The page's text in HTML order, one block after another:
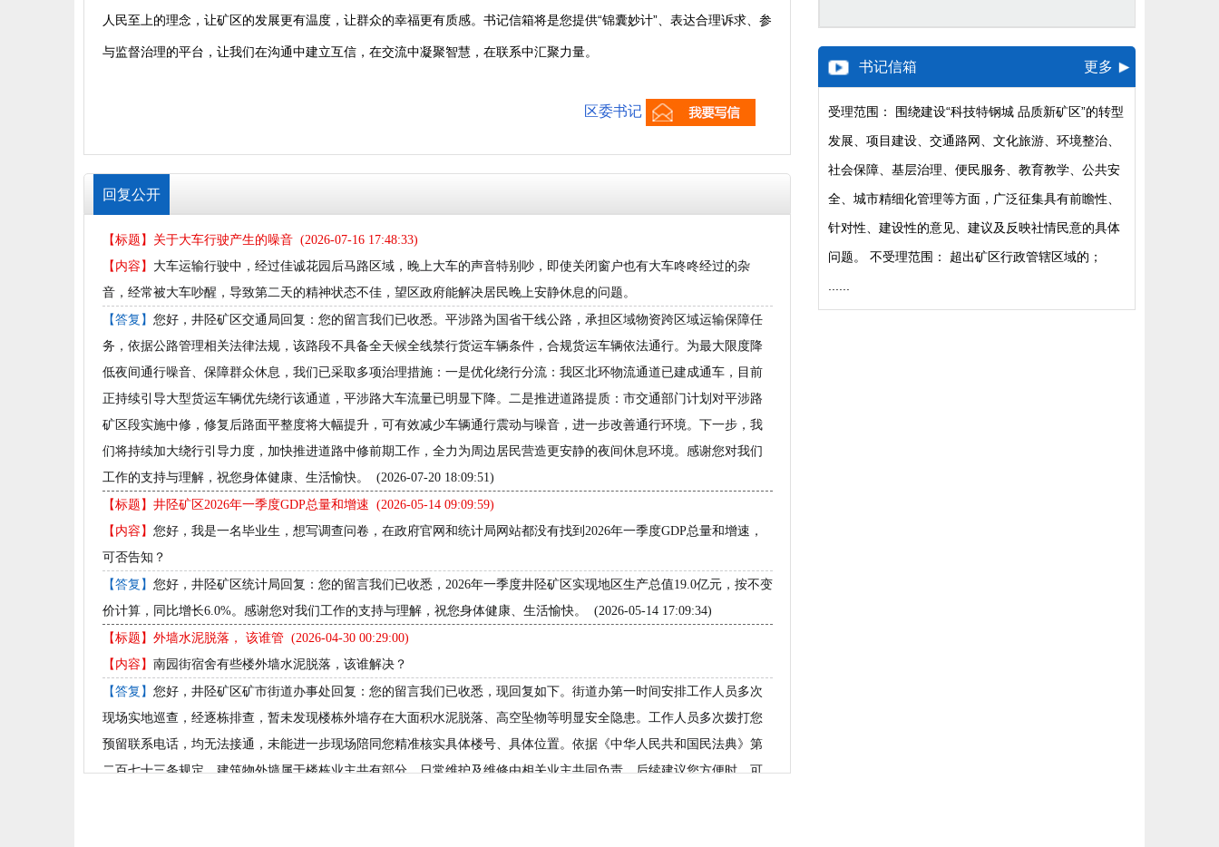
人民至上的理念，让矿区的发展更有温度，让群众的幸福更有质感。书记信箱将是您提供“锦囊妙计”、表达合理诉求、参
与监督治理的平台，让我们在沟通中建立互信，在交流中凝聚智慧，在联系中汇聚力量。
区委书记
回复公开
书记信箱 更多
受理范围： 围绕建设“科技特钢城 品质新矿区”的转型
发展、项目建设、交通路网、文化旅游、环境整治、
社会保障、基层治理、便民服务、教育教学、公共安
全、城市精细化管理等方面，广泛征集具有前瞻性、
针对性、建设性的意见、建议及反映社情民意的具体
问题。 不受理范围： 超出矿区行政管辖区域的；